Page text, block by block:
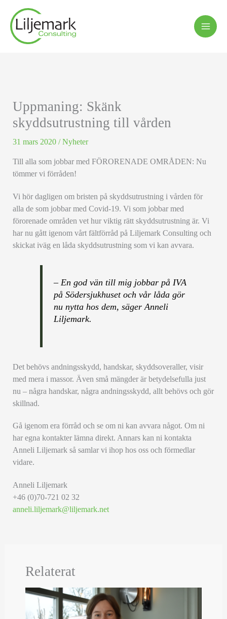
innehåll
Uppmaning: Skänk
skyddsutrustning till vården
31 mars 2020/Nyheter
Till alla som jobbar med FÖRORENADE OMRÅDEN: Nu
tömmer vi förråden!
Vi hör dagligen om bristen på skyddsutrustning i vården för
alla de som jobbar med Covid-19. Vi som jobbar med
förorenade områden vet hur viktig rätt skyddsutrustning är. Vi
har nu gått igenom vårt fältförråd på Liljemark Consulting och
skickat iväg en låda skyddsutrustning som vi kan avvara.
– En god vän till mig jobbar på IVA
på Södersjukhuset och vår låda gör
nu nytta hos dem, säger Anneli
Liljemark.
Det behövs andningsskydd, handskar, skyddsoveraller, visir
med mera i massor. Även små mängder är betydelsefulla just
nu – några handskar, några andningsskydd, allt behövs och gör
skillnad.
Gå igenom era förråd och se om ni kan avvara något. Om ni
har egna kontakter lämna direkt. Annars kan ni kontakta
Anneli Liljemark så samlar vi ihop hos oss och förmedlar
vidare.
Anneli Liljemark
+46 (0)70-721 02 32
anneli.liljemark@liljemark.net
Relaterat